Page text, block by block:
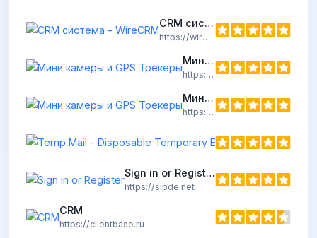
CRM система - WireCRM
https://wirecrm.com
Мини камеры и GPS Трекеры
https://tracker24-gps.ru
Мини камеры и GPS Трекеры
https://minidictaphone.ru
Temp Mail -
https://temp-
Sign in or Register
https://sipde.net
CRM
https://clientbase.ru